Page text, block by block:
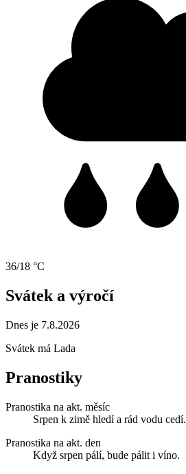
36/18 °C
Svátek a výročí
Dnes je 7.8.2026
Svátek má Lada
Pranostiky
Pranostika na akt. měsíc
Srpen k zimě hledí a rád vodu cedí.
Pranostika na akt. den
Když srpen pálí, bude pálit i víno.